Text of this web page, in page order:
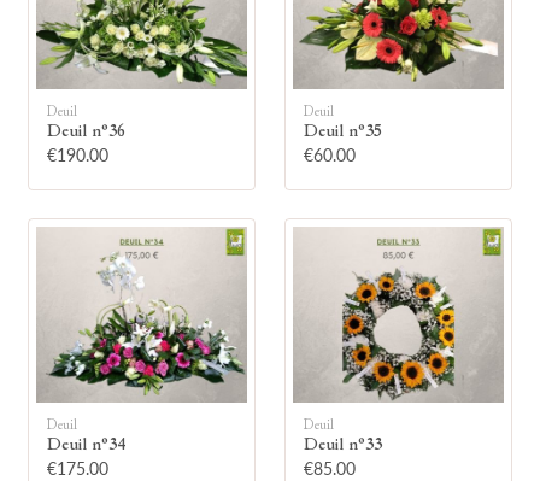
Allumez une bougie
Montrez votre soutien à la famille en
allumant symboliquement une bougie.
Votre prénom
Deuil
Deuil n°36
€190.00
Deuil
Deuil n°35
€60.00
Deuil
Deuil n°34
€175.00
Deuil
Deuil n°33
€85.00